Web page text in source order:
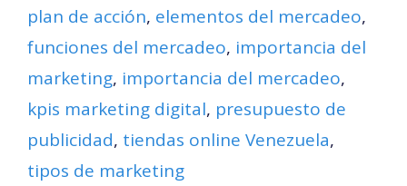
plan de acción, elementos del mercadeo,
funciones del mercadeo, importancia del
marketing, importancia del mercadeo,
kpis marketing digital, presupuesto de
publicidad, tiendas online Venezuela,
tipos de marketing